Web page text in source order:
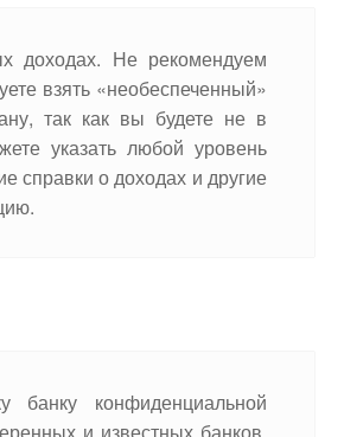
доходах. Не рекомендуем
взять «необеспеченный»
так как вы будете не в
указать любой уровень
справки о доходах и другие
банку конфиденциальной